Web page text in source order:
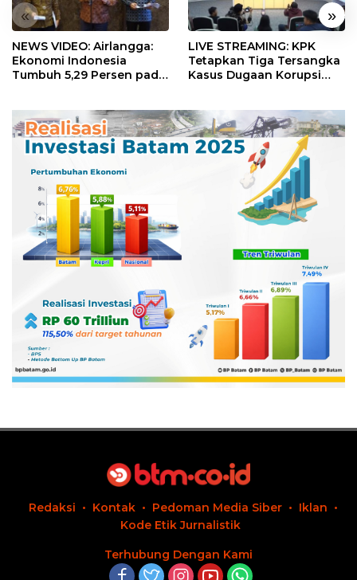
« »
NEWS VIDEO: Airlangga:
Ekonomi Indonesia
Tumbuh 5,29 Persen pada
LIVE STREAMING: KPK
Tetapkan Tiga Tersangka
Kasus Dugaan Korupsi
Redaksi Kontak Pedoman Media Siber
Iklan
Kode Etik Jurnalistik
Terhubung Dengan Kami